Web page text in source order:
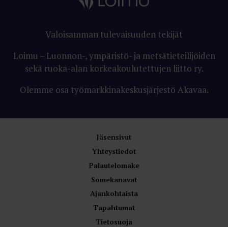
Valoisamman tulevaisuuden tekijät
Loimu – Luonnon-, ympäristö- ja metsätieteilijöiden
sekä ruoka-alan korkeakoulutettujen liitto ry.
Olemme osa työmarkkinakeskusjärjestö Akavaa.
Jäsensivut
Yhteystiedot
Palautelomake
Somekanavat
Ajankohtaista
Tapahtumat
Tietosuoja